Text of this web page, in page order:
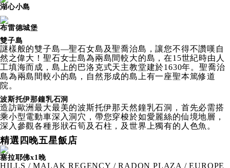
湖心小島
布雷德城堡
雙子島
謎樣般的雙子島—聖石女島及聖喬治島，讓您不得不讚嘆自
然之偉大！聖石女士島為兩島間較大的島，在15世紀時由人
工填海而成，島上的巴洛克式天主教堂建於1630年。聖喬治
島為兩島間較小的島，自然形成的島上有一座聖本篤修道
院。
波斯托伊那鐘乳石洞
造訪歐洲最大最美的波斯托伊那天然鐘乳石洞，首先必需搭
乘小型電動車深入洞穴，帶您穿梭於如愛麗絲的仙境地層，
深入參觀各種形狀石筍及石柱，及世界上獨有的人色魚。
精選四晚五星飯店
塞拉耶佛x1晚
HILLS / MALAK REGENCY / RADON PLAZA / EUROPE